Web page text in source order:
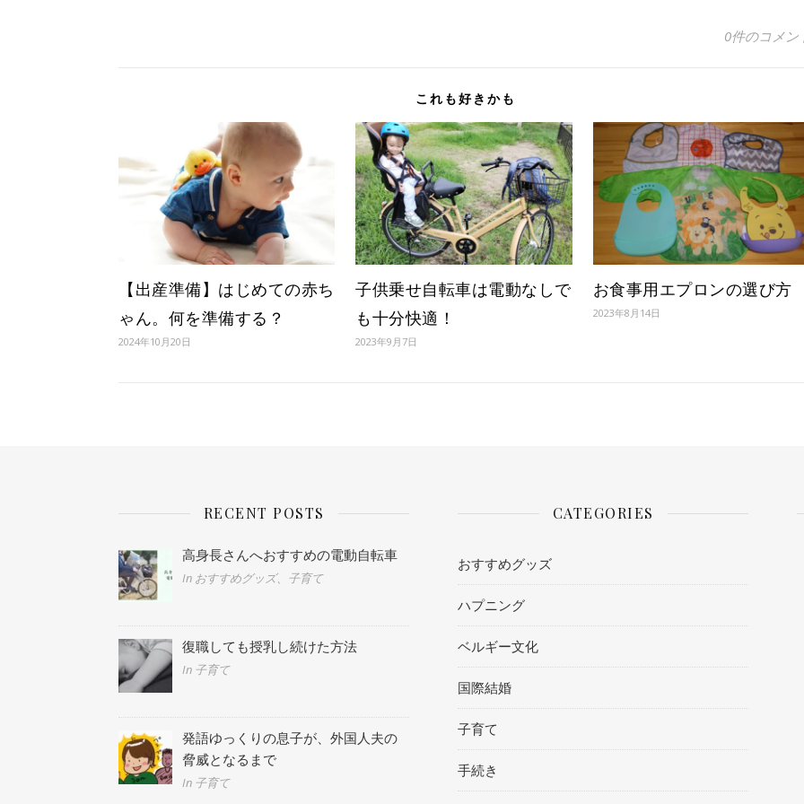
0件のコメン
これも好きかも
【出産準備】はじめての赤ち
ゃん。何を準備する？
2024年10月20日
子供乗せ自転車は電動なしで
も十分快適！
2023年9月7日
お食事用エプロンの選び方
2023年8月14日
RECENT POSTS
高身長さんへおすすめの電動自転車
In おすすめグッズ、子育て
復職しても授乳し続けた方法
In 子育て
発語ゆっくりの息子が、外国人夫の
脅威となるまで
In 子育て
CATEGORIES
おすすめグッズ
ハプニング
ベルギー文化
国際結婚
子育て
手続き